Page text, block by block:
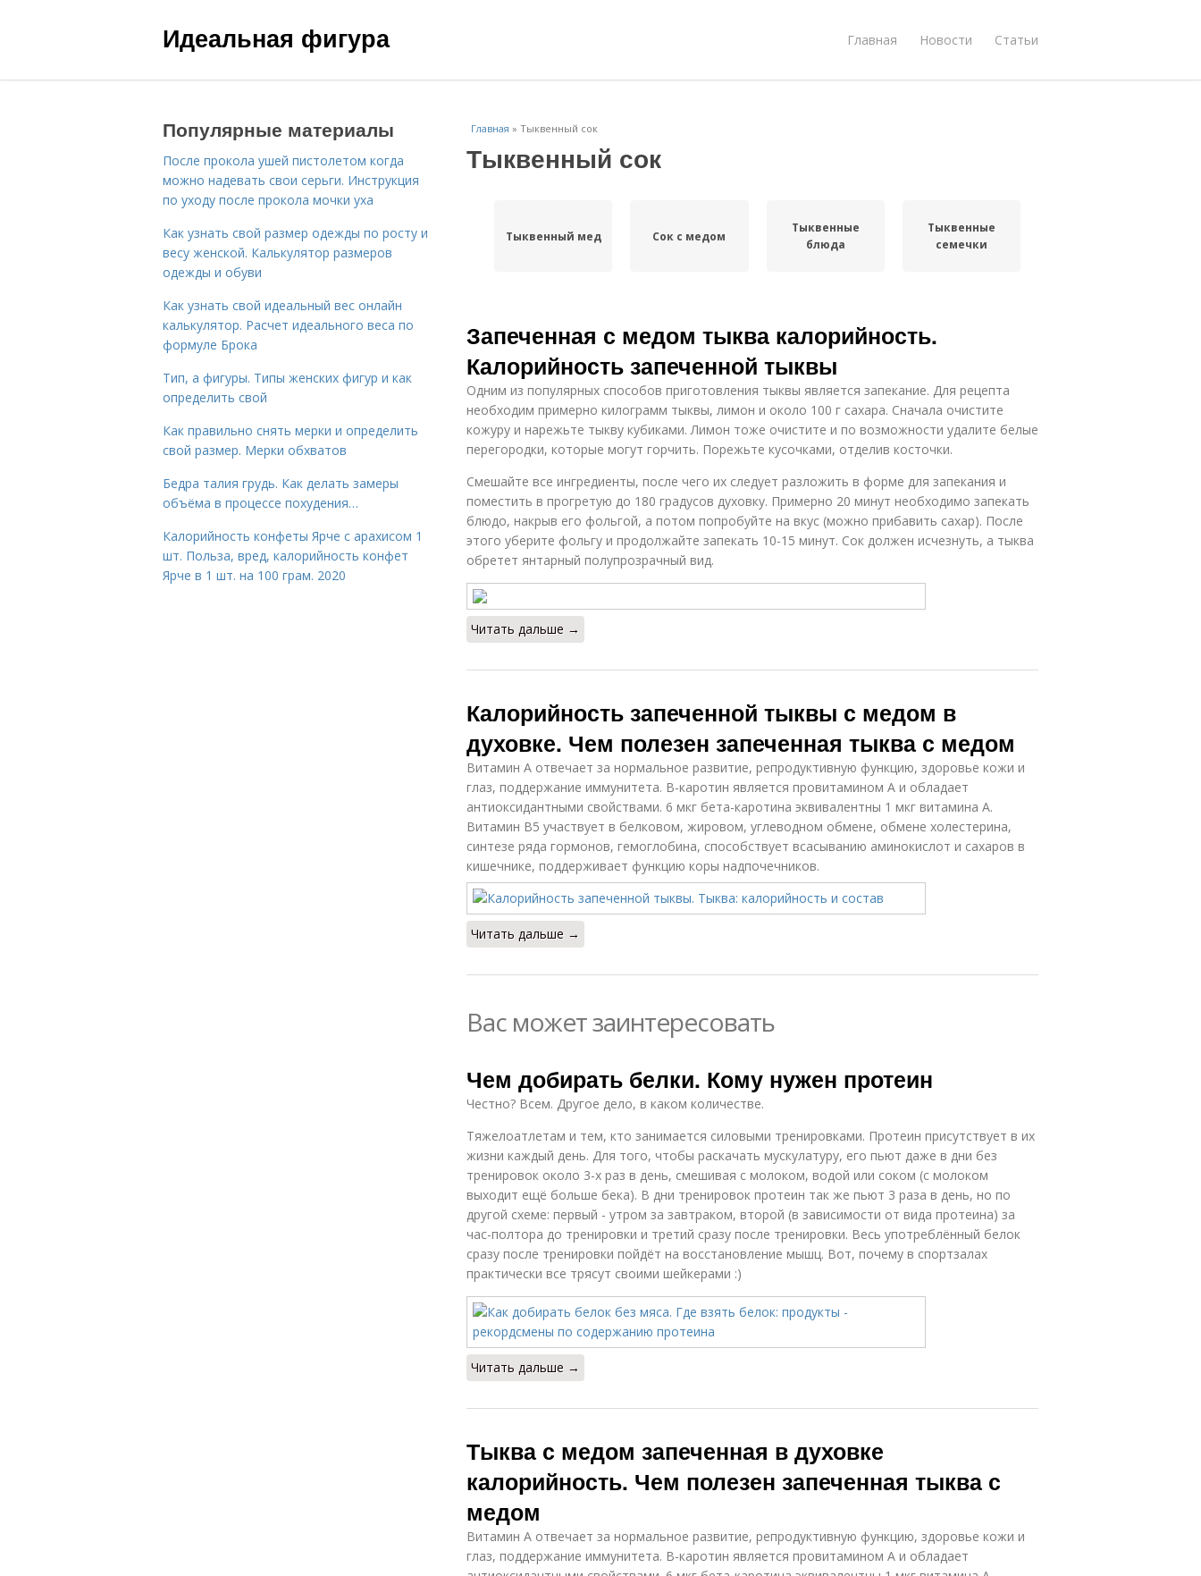
Идеальная фигура Главная Новости Статьи
Главная » Тыквенный сок
Тыквенный сок
Тыквенный мед Сок с медом
Тыквенные
блюда
Тыквенные
семечки
Запеченная с медом тыква калорийность.
Калорийность запеченной тыквы
Одним из популярных способов приготовления тыквы является запекание. Для рецепта
необходим примерно килограмм тыквы, лимон и около 100 г сахара. Сначала очистите
кожуру и нарежьте тыкву кубиками. Лимон тоже очистите и по возможности удалите белые
перегородки, которые могут горчить. Порежьте кусочками, отделив косточки.
Смешайте все ингредиенты, после чего их следует разложить в форме для запекания и
поместить в прогретую до 180 градусов духовку. Примерно 20 минут необходимо запекать
блюдо, накрыв его фольгой, а потом попробуйте на вкус (можно прибавить сахар). После
этого уберите фольгу и продолжайте запекать 10-15 минут. Сок должен исчезнуть, а тыква
обретет янтарный полупрозрачный вид.
Читать дальше →
Калорийность запеченной тыквы с медом в
духовке. Чем полезен запеченная тыква с медом
Витамин А отвечает за нормальное развитие, репродуктивную функцию, здоровье кожи и
глаз, поддержание иммунитета. В-каротин является провитамином А и обладает
антиоксидантными свойствами. 6 мкг бета-каротина эквивалентны 1 мкг витамина А.
Витамин В5 участвует в белковом, жировом, углеводном обмене, обмене холестерина,
синтезе ряда гормонов, гемоглобина, способствует всасыванию аминокислот и сахаров в
кишечнике, поддерживает функцию коры надпочечников.
Читать дальше →
Вас может заинтересовать
Чем добирать белки. Кому нужен протеин
Честно? Всем. Другое дело, в каком количестве.
Тяжелоатлетам и тем, кто занимается силовыми тренировками. Протеин присутствует в их
жизни каждый день. Для того, чтобы раскачать мускулатуру, его пьют даже в дни без
тренировок около 3-х раз в день, смешивая с молоком, водой или соком (с молоком
выходит ещё больше бека). В дни тренировок протеин так же пьют 3 раза в день, но по
другой схеме: первый - утром за завтраком, второй (в зависимости от вида протеина) за
час-полтора до тренировки и третий сразу после тренировки. Весь употреблённый белок
сразу после тренировки пойдёт на восстановление мышц. Вот, почему в спортзалах
практически все трясут своими шейкерами :)
Читать дальше →
Тыква с медом запеченная в духовке
калорийность. Чем полезен запеченная тыква с
медом
Витамин А отвечает за нормальное развитие, репродуктивную функцию, здоровье кожи и
глаз, поддержание иммунитета. В-каротин является провитамином А и обладает
Популярные материалы
После прокола ушей пистолетом когда
можно надевать свои серьги. Инструкция
по уходу после прокола мочки уха
Как узнать свой размер одежды по росту и
весу женской. Калькулятор размеров
одежды и обуви
Как узнать свой идеальный вес онлайн
калькулятор. Расчет идеального веса по
формуле Брока
Тип, а фигуры. Типы женских фигур и как
определить свой
Как правильно снять мерки и определить
свой размер. Мерки обхватов
Бедра талия грудь. Как делать замеры
объёма в процессе похудения…
Калорийность конфеты Ярче с арахисом 1
шт. Польза, вред, калорийность конфет
Ярче в 1 шт. на 100 грам. 2020